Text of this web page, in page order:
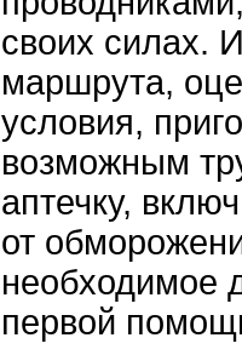
своих силах.
маршрута,
условия,
возможным
аптечку,
от
необходимое
первой